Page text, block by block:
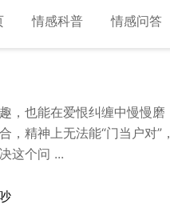
情感科普 情感问答
，也能在爱恨纠缠中慢慢磨
精神上无法能“门当户对”，
这个问 ...